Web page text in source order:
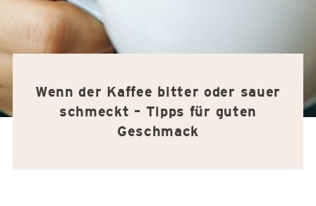
Wenn der Kaffee bitter oder sauer
schmeckt – Tipps für guten
Geschmack